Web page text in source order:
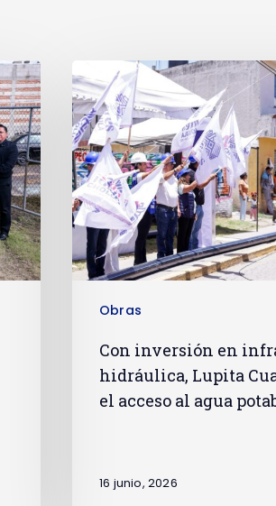
Obras
Con inversión en
hidráulica, Lupita
el acceso al agua
16 junio, 2026